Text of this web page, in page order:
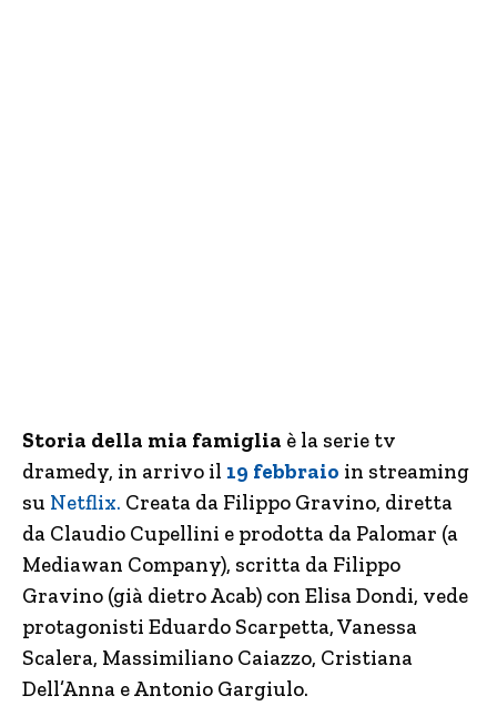
Storia della mia famiglia è la serie tv
dramedy, in arrivo il 19 febbraio in streaming
su Netflix. Creata da Filippo Gravino, diretta
da Claudio Cupellini e prodotta da Palomar (a
Mediawan Company), scritta da Filippo
Gravino (già dietro Acab) con Elisa Dondi, vede
protagonisti Eduardo Scarpetta, Vanessa
Scalera, Massimiliano Caiazzo, Cristiana
Dell’Anna e Antonio Gargiulo.